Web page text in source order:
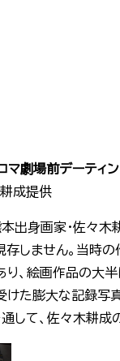
マ劇場前デーティ
耕成提供
出身画家・佐々木
しません。当時の
、絵画作品の大
た膨大な記録写
して、佐々木耕成